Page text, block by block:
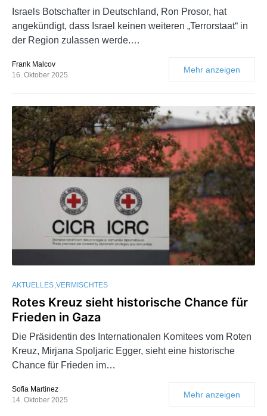
Israels Botschafter in Deutschland, Ron Prosor, hat
angekündigt, dass Israel keinen weiteren „Terrorstaat“ in
der Region zulassen werde.…
Frank Malcov
16. Oktober 2025
Mehr anzeigen
AKTUELLES VERMISCHTES
Rotes Kreuz sieht historische Chance für
Frieden in Gaza
Die Präsidentin des Internationalen Komitees vom Roten
Kreuz, Mirjana Spoljaric Egger, sieht eine historische
Chance für Frieden im…
Sofia Martinez
14. Oktober 2025
Mehr anzeigen